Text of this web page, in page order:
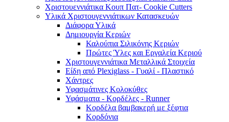
Χριστουεννιάτικα Κουπ Πατ- Cookie Cutters
Υλικά Χριστουγεννιάτικων Κατασκευών
Διάφορα Υλικά
Δημιουργία Κεριών
Καλούπια Σιλικόνης Κεριών
Πρώτες Ύλες και Εργαλεία Κεριού
Χριστουγεννιάτικα Μεταλλικά Στοιχεία
Είδη από Plexiglass - Γυαλί - Πλαστικό
Χάντρες
Υφασμάτινες Κολοκύθες
Υφάσματα - Κορδέλες - Runner
Κορδέλα βαμβακερή με ξέφτια
Κορδόνια